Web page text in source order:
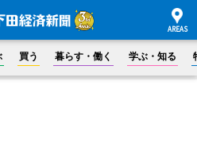
買う 暮らす・働く 学ぶ・知る